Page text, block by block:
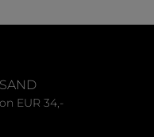
EUR 34,-